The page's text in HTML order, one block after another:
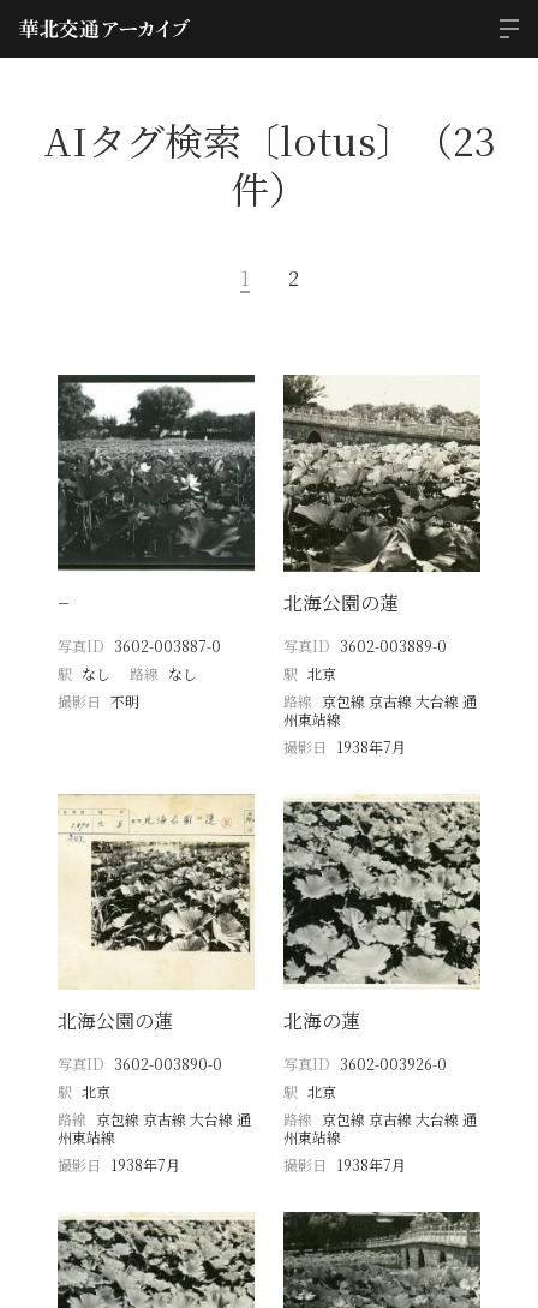
AIタグ検索〔lotus〕（23
件）
1 2
−
写真ID 3602-003887-0
駅 なし 路線 なし
撮影日
不明
北海公園の蓮
写真ID 3602-003889-0
駅 北京
路線 京包線 京古線 大台線 通
州東站線
撮影日
1938年7月
北海公園の蓮
写真ID 3602-003890-0
駅 北京
路線 京包線 京古線 大台線 通
州東站線
撮影日
1938年7月
北海の蓮
写真ID 3602-003926-0
駅 北京
路線 京包線 京古線 大台線 通
州東站線
撮影日
1938年7月